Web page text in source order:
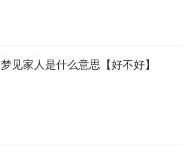
梦见家人是什么意思【好不好】